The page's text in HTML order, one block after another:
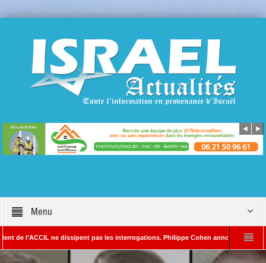
Menu
ne dissipent pas les interrogations. Philippe Cohen annonce se réserver le
– Rédacteur en chef d’Israël Actualités L’Iran menace de frapper Tel-